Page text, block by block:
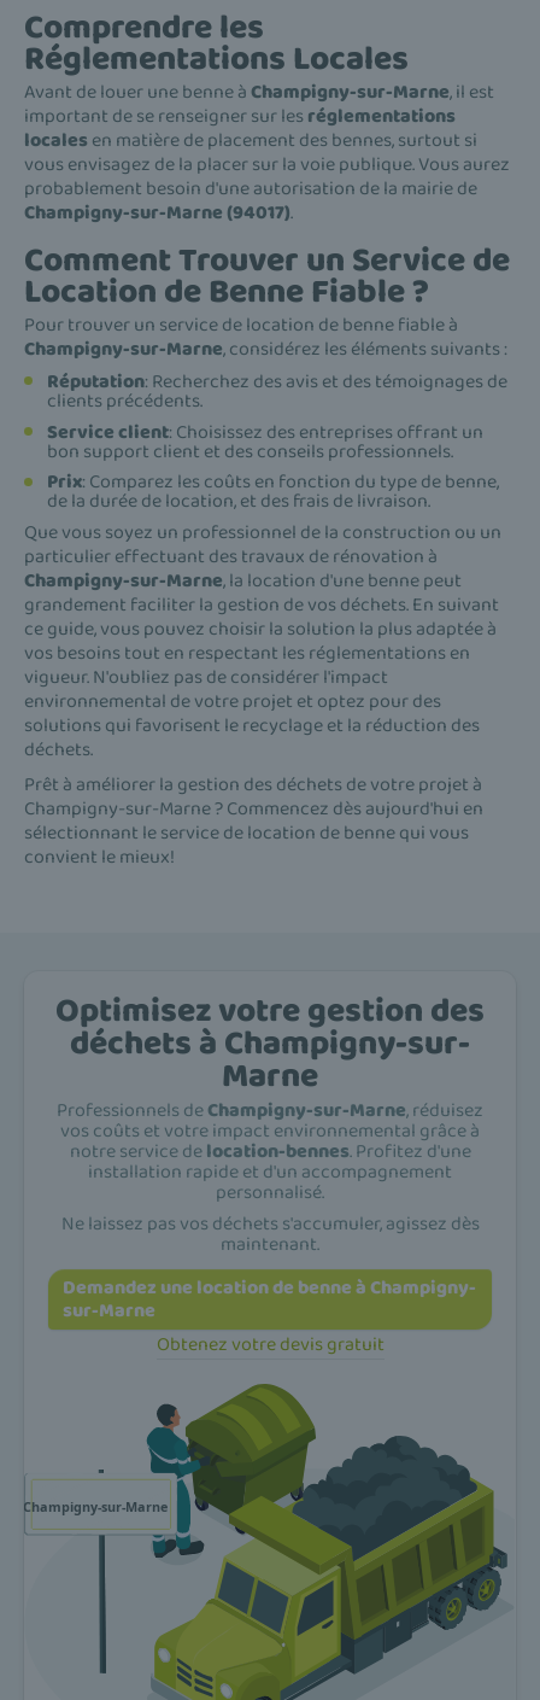
Comprendre les
Réglementations Locales
Avant de louer une benne àChampigny-sur-Marne, il est
important de se renseigner sur les réglementations
locales en matière de placement des bennes, surtout si
vous envisagez de la placer sur la voie publique. Vous aurez
probablement besoin d'une autorisation de la mairie de
Champigny-sur-Marne (94017).
Comment Trouver un Service de
Location de Benne Fiable ?
Pour trouver un service de location de benne fiable à
Champigny-sur-Marne, considérez les éléments suivants :
Réputation: Recherchez des avis et des témoignages de
clients précédents.
Service client: Choisissez des entreprises offrant un
bon support client et des conseils professionnels.
Prix: Comparez les coûts en fonction du type de benne,
de la durée de location, et des frais de livraison.
Que vous soyez un professionnel de la construction ou un
particulier effectuant des travaux de rénovation à
Champigny-sur-Marne, la location d'une benne peut
grandement faciliter la gestion de vos déchets. En suivant
ce guide, vous pouvez choisir la solution la plus adaptée à
vos besoins tout en respectant les réglementations en
vigueur. N'oubliez pas de considérer l'impact
environnemental de votre projet et optez pour des
solutions qui favorisent le recyclage et la réduction des
déchets.
Prêt à améliorer la gestion des déchets de votre projet à
Champigny-sur-Marne ? Commencez dès aujourd'hui en
sélectionnant le service de location de benne qui vous
convient le mieux!
Optimisez votre gestion des
déchets à Champigny-sur-
Marne
Professionnels deChampigny-sur-Marne, réduisez
vos coûts et votre impact environnemental grâce à
notre service delocation-bennes. Profitez d'une
installation rapide et d'un accompagnement
personnalisé.
Ne laissez pas vos déchets s'accumuler, agissez dès
maintenant.
Demandez une location de benne à Champigny-
sur-Marne
Obtenez votre devis gratuit